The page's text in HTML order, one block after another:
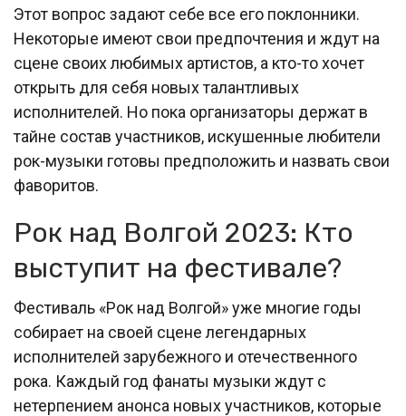
Этот вопрос задают себе все его поклонники.
Некоторые имеют свои предпочтения и ждут на
сцене своих любимых артистов, а кто-то хочет
открыть для себя новых талантливых
исполнителей. Но пока организаторы держат в
тайне состав участников, искушенные любители
рок-музыки готовы предположить и назвать свои
фаворитов.
Рок над Волгой 2023: Кто
выступит на фестивале?
Фестиваль «Рок над Волгой» уже многие годы
собирает на своей сцене легендарных
исполнителей зарубежного и отечественного
рока. Каждый год фанаты музыки ждут с
нетерпением анонса новых участников, которые